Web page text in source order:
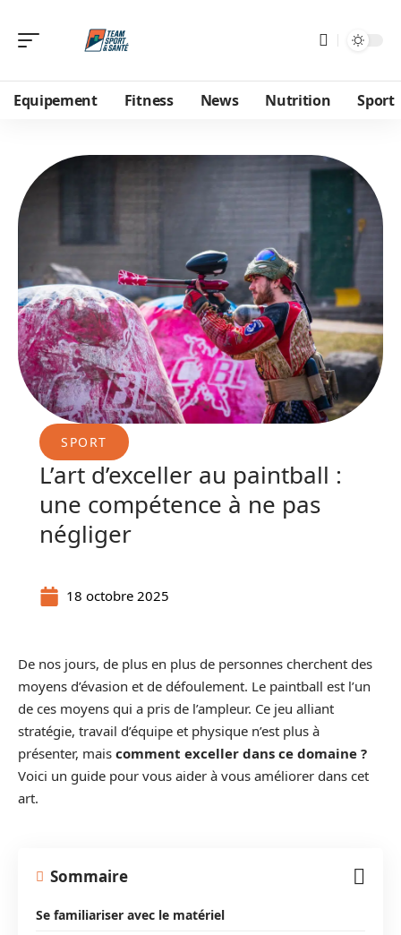
Equipement Fitness News Nutrition Sport
SPORT
L’art d’exceller au paintball :
une compétence à ne pas
négliger
18 octobre 2025
De nos jours, de plus en plus de personnes cherchent des
moyens d’évasion et de défoulement. Le paintball est l’un
de ces moyens qui a pris de l’ampleur. Ce jeu alliant
stratégie, travail d’équipe et physique n’est plus à
présenter, mais comment exceller dans ce domaine ?
Voici un guide pour vous aider à vous améliorer dans cet
art.
Sommaire
Se familiariser avec le matériel